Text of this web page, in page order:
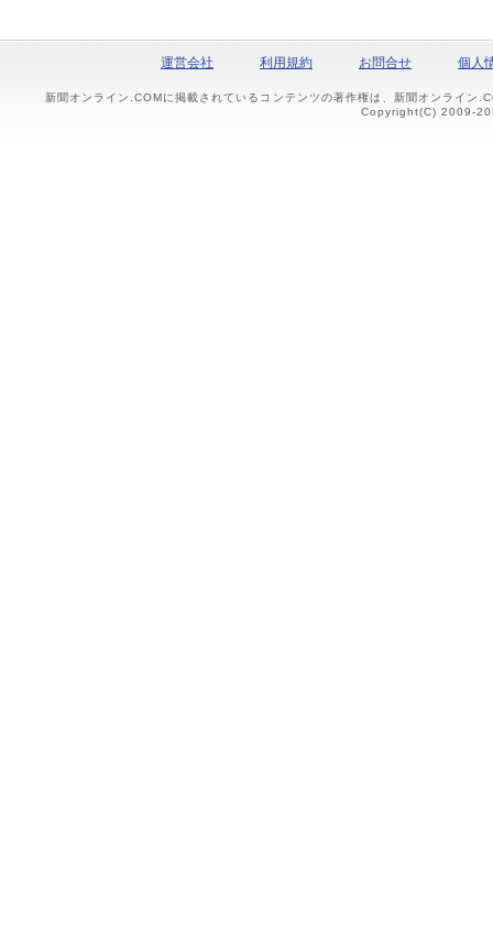
運営会社 利用規約 お問合せ 個人
新聞オンライン.COMに掲載されているコンテンツの著作権は、新聞オンライン
Copyright(C) 2009-